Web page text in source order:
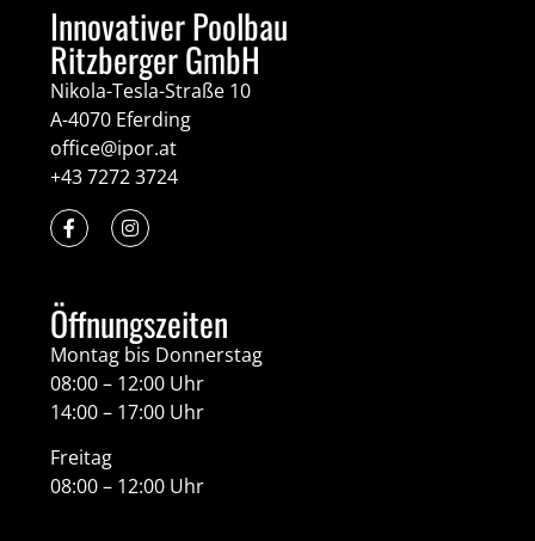
Innovativer Poolbau
Ritzberger GmbH
Nikola-Tesla-Straße 10
A-4070 Eferding
office@ipor.at
+43 7272 3724
Öffnungszeiten
Montag bis Donnerstag
08:00 – 12:00 Uhr
14:00 – 17:00 Uhr
Freitag
08:00 – 12:00 Uhr